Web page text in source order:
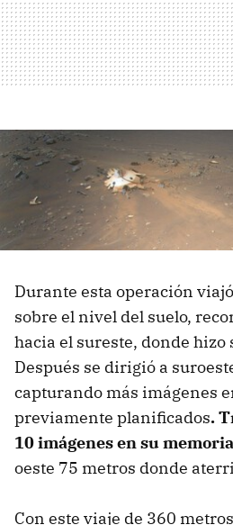
Durante esta operación
sobre el nivel del suelo,
hacia el sureste, donde
Después se dirigió a
capturando más imágenes
previamente planificados.
10 imágenes en su
oeste 75 metros donde
Con este viaje de 360 metros